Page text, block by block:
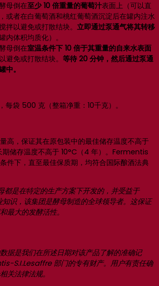
母倒在至少 10 倍重量的葡萄汁表面上（可以直
或者在白葡萄酒和桃红葡萄酒沉淀后在罐内注水
拌以避免或打散结块。 立即通过泵通气将其转移
内体积均质化）。
母倒在室温条件下 10 倍于其重量的自来水表面
避免或打散结块。 等待 20 分钟，然后通过泵通
中。
每袋 500 克（整箱净重：10千克）。
高，保证其在原包装中的最佳储存温度不高于
储存温度不高于 10°C（4 年）。Fermentis
件下，直至最佳保质期，均符合国际酿酒法典
是在特定的生产方案下开发的，并受益于
识，该集团是酵母制造的全球领导者。这保证
最大的发酵活性。
据是我们在所述日期对该产品了解的准确记
S.I.Lesaffre 部门的专有财产。用户有责任确
关法律法规。